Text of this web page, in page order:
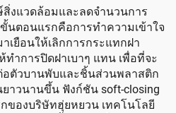
งแวดล้อมและลดจำนวนการ
นตอนแรกคือการทำความเข้าใจ
ยือนให้เลิกการกระแทกฝา
ำการปิดฝาเบาๆ แทน เพื่อที่จะ
อตัวบานพับและชิ้นส่วนพลาสติก
าวนานขึ้น ฟังก์ชัน soft-closing
ของบริษัทฮุ่ยหยวน เทคโนโลยี